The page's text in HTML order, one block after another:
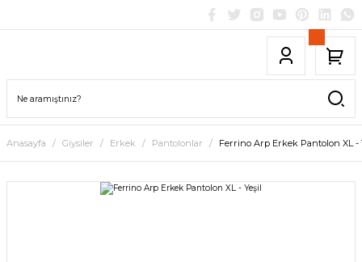
Anasayfa Giysiler Erkek Pantolonlar Ferrino Arp Erkek Pantolon XL -